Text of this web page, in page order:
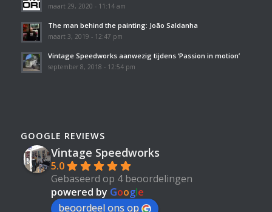
maart 29, 2020 - 11:14 am
The man behind the painting: João Saldanha
maart 3, 2019 - 12:47 pm
Vintage Speedworks aanwezig tijdens ‘Passion in motion’
september 8, 2018 - 12:54 pm
GOOGLE REVIEWS
Vintage Speedworks
5.0
Gebaseerd op 4 beoordelingen
powered by Google
beoordeel ons op